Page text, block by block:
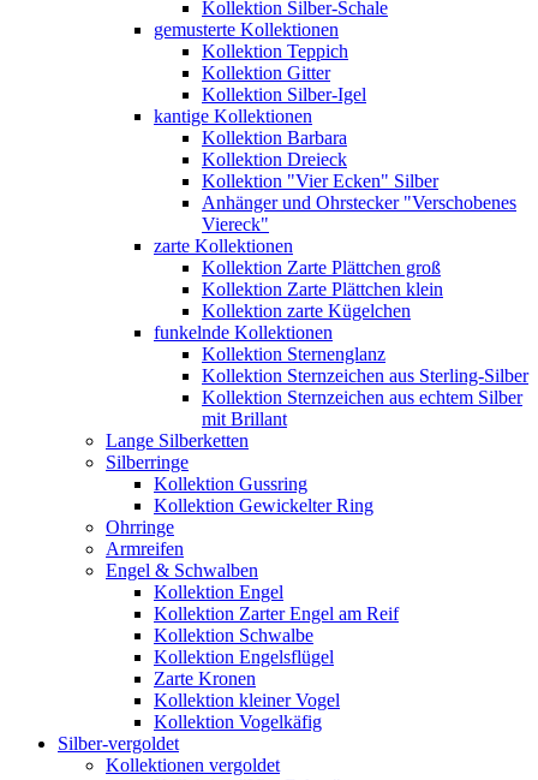
Kollektion Silber-Schale
gemusterte Kollektionen
Kollektion Teppich
Kollektion Gitter
Kollektion Silber-Igel
kantige Kollektionen
Kollektion Barbara
Kollektion Dreieck
Kollektion "Vier Ecken" Silber
Anhänger und Ohrstecker "Verschobenes
Viereck"
zarte Kollektionen
Kollektion Zarte Plättchen groß
Kollektion Zarte Plättchen klein
Kollektion zarte Kügelchen
funkelnde Kollektionen
Kollektion Sternenglanz
Kollektion Sternzeichen aus Sterling-Silber
Kollektion Sternzeichen aus echtem Silber
mit Brillant
Lange Silberketten
Silberringe
Kollektion Gussring
Kollektion Gewickelter Ring
Ohrringe
Armreifen
Engel & Schwalben
Kollektion Engel
Kollektion Zarter Engel am Reif
Kollektion Schwalbe
Kollektion Engelsflügel
Zarte Kronen
Kollektion kleiner Vogel
Kollektion Vogelkäfig
Silber-vergoldet
Kollektionen vergoldet